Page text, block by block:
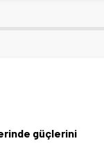
güçlerini